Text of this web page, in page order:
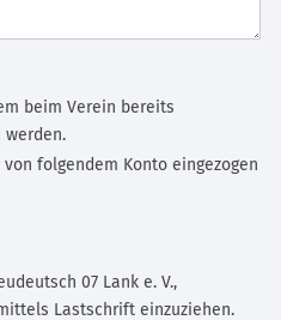
beim Verein bereits
werden.
folgendem Konto eingezogen
07 Lank e. V.,
Lastschrift einzuziehen.